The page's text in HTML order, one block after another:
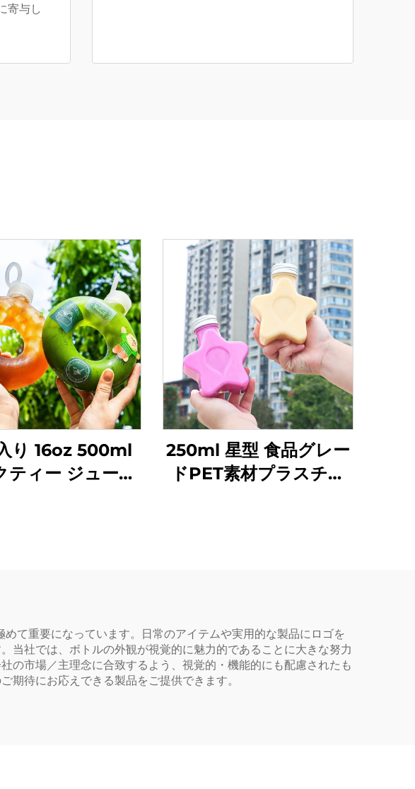
寄与し
り 16oz 500ml
ティー ジュース
250ml 星型 食品グレー
ドPET素材プラスチッ
て重要になっています。日常のアイテムや実用的な製品にロゴを
当社では、ボトルの外観が視覚的に魅力的であることに大きな努力
の市場／主理念に合致するよう、視覚的・機能的にも配慮されたも
期待にお応えできる製品をご提供できます。